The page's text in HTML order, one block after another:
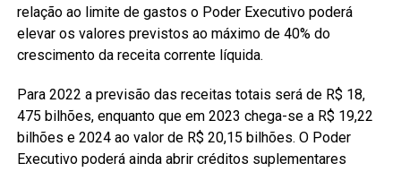
relação ao limite de gastos o Poder Executivo poderá
elevar os valores previstos ao máximo de 40% do
crescimento da receita corrente líquida.
Para 2022 a previsão das receitas totais será de R$ 18,
475 bilhões, enquanto que em 2023 chega-se a R$ 19,22
bilhões e 2024 ao valor de R$ 20,15 bilhões. O Poder
Executivo poderá ainda abrir créditos suplementares